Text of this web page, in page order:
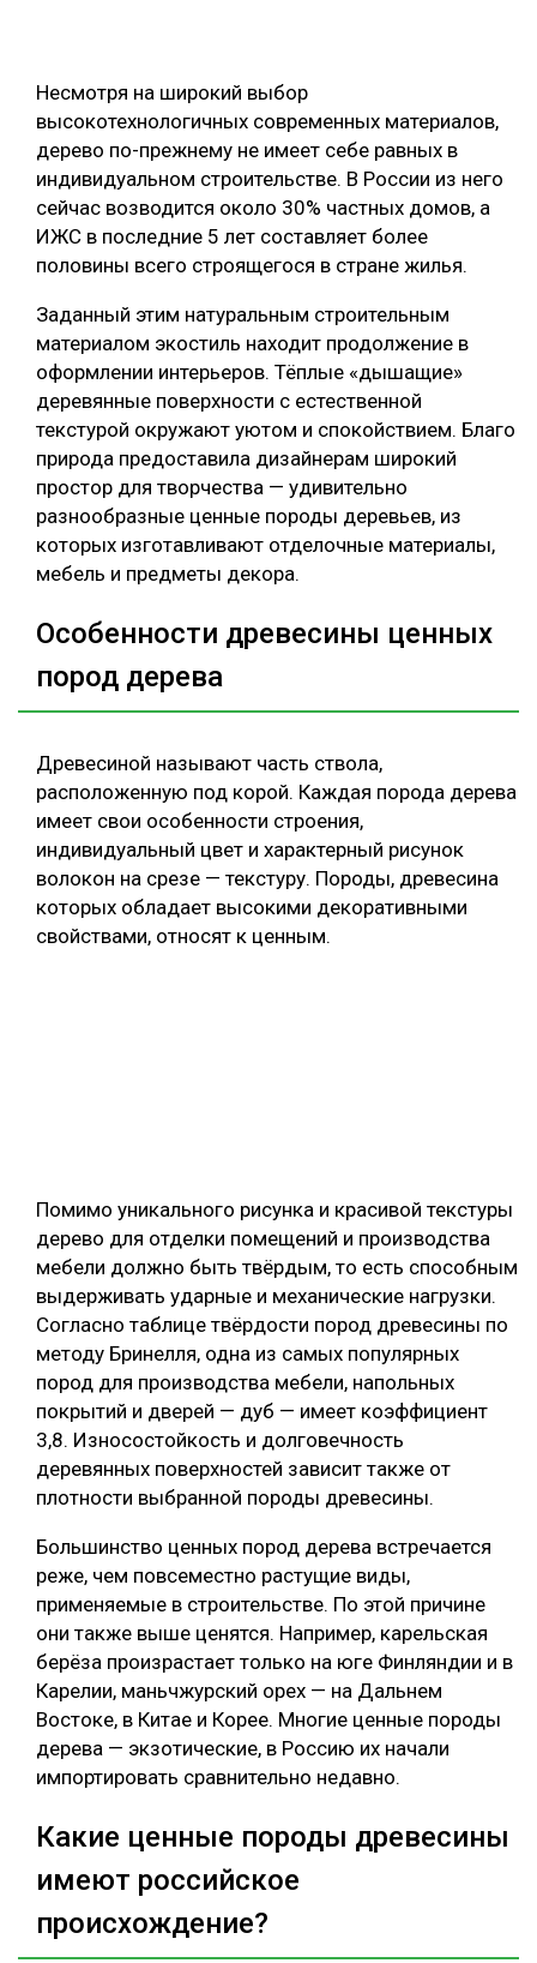
Несмотря на широкий выбор
высокотехнологичных современных материалов,
дерево по-прежнему не имеет себе равных в
индивидуальном строительстве. В России из него
сейчас возводится около 30% частных домов, а
ИЖС в последние 5 лет составляет более
половины всего строящегося в стране жилья.
Заданный этим натуральным строительным
материалом экостиль находит продолжение в
оформлении интерьеров. Тёплые «дышащие»
деревянные поверхности с естественной
текстурой окружают уютом и спокойствием. Благо
природа предоставила дизайнерам широкий
простор для творчества — удивительно
разнообразные ценные породы деревьев, из
которых изготавливают отделочные материалы,
мебель и предметы декора.
Особенности древесины ценных
пород дерева
Древесиной называют часть ствола,
расположенную под корой. Каждая порода дерева
имеет свои особенности строения,
индивидуальный цвет и характерный рисунок
волокон на срезе — текстуру. Породы, древесина
которых обладает высокими декоративными
свойствами, относят к ценным.
Помимо уникального рисунка и красивой текстуры
дерево для отделки помещений и производства
мебели должно быть твёрдым, то есть способным
выдерживать ударные и механические нагрузки.
Согласно таблице твёрдости пород древесины по
методу Бринелля, одна из самых популярных
пород для производства мебели, напольных
покрытий и дверей — дуб — имеет коэффициент
3,8. Износостойкость и долговечность
деревянных поверхностей зависит также от
плотности выбранной породы древесины.
Большинство ценных пород дерева встречается
реже, чем повсеместно растущие виды,
применяемые в строительстве. По этой причине
они также выше ценятся. Например, карельская
берёза произрастает только на юге Финляндии и в
Карелии, маньчжурский орех — на Дальнем
Востоке, в Китае и Корее. Многие ценные породы
дерева — экзотические, в Россию их начали
импортировать сравнительно недавно.
Какие ценные породы древесины
имеют российское
происхождение?